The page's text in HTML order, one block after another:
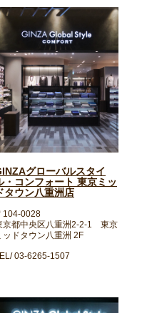
グローバルスタイ
・コンフォート 東京ミッ
タウン八重洲店
104-0028
京都中央区八重洲2-2-1 東京
ッドタウン八重洲 2F
03-6265-1507